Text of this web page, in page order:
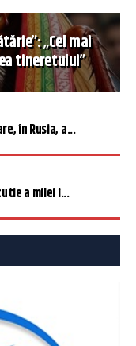
„Cel mai
tineretului”
în Rusia, a...
a milei î...